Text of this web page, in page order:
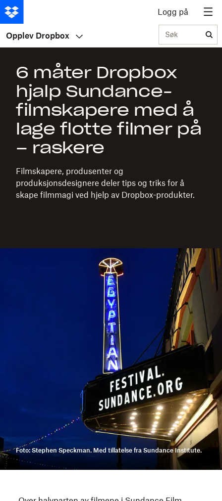
Logg på
Opplev Dropbox Søk
6 måter Dropbox
hjalp Sundance-
filmskapere med å
lage flotte filmer på
– raskere
Filmskapere, produsenter og
produksjonsdesignere deler tips og triks for å
skape filmmagi ved hjelp av Dropbox-produkter.
Foto: Stephen Speckman. Med tillatelse fra Sundance Institute.